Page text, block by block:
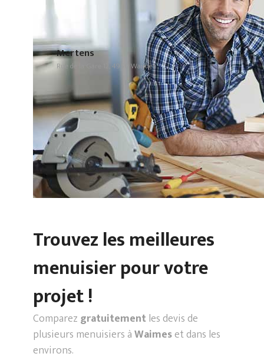
Mertens
Rue de la Gare 12, 4950 Waimes
Trouvez les meilleures
menuisier pour votre
projet !
Comparez gratuitementles devis de
plusieurs menuisiers àWaimeset dans les
environs.